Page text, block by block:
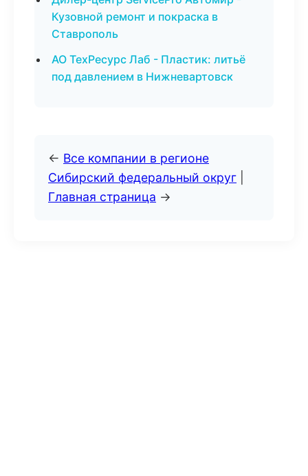
Кузовной ремонт и покраска в
Ставрополь
АО ТехРесурс Лаб - Пластик: литьё
под давлением в Нижневартовск
← Все компании в регионе
Сибирский федеральный округ
Главная страница →